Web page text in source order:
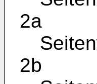
2a
2b